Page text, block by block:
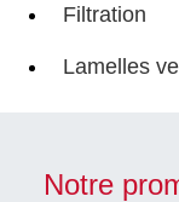
Filtration
Lamelles
Notre